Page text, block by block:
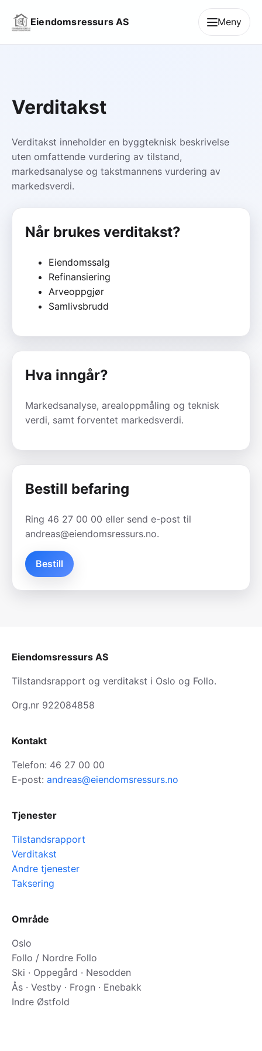
Eiendomsressurs AS Meny
Verditakst
Verditakst inneholder en byggteknisk beskrivelse
uten omfattende vurdering av tilstand,
markedsanalyse og takstmannens vurdering av
markedsverdi.
Når brukes verditakst?
Eiendomssalg
Refinansiering
Arveoppgjør
Samlivsbrudd
Hva inngår?
Markedsanalyse, arealoppmåling og teknisk
verdi, samt forventet markedsverdi.
Bestill befaring
Ring 46 27 00 00 eller send e-post til
andreas@eiendomsressurs.no.
Bestill
Eiendomsressurs AS
Tilstandsrapport og verditakst i Oslo og Follo.
Org.nr 922084858
Kontakt
Telefon: 46 27 00 00
E-post: andreas@eiendomsressurs.no
Tjenester
Tilstandsrapport
Verditakst
Andre tjenester
Taksering
Område
Oslo
Follo / Nordre Follo
Ski · Oppegård · Nesodden
Ås · Vestby · Frogn · Enebakk
Indre Østfold